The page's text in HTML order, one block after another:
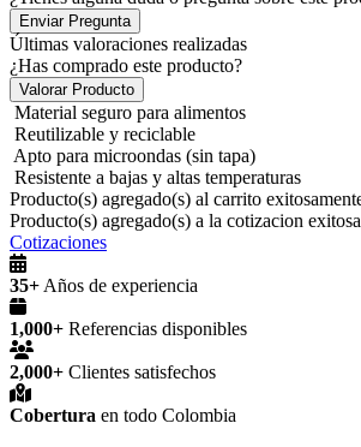
Enviar Pregunta
Últimas valoraciones realizadas
¿Has comprado este producto?
Valorar Producto
Material seguro para alimentos
Reutilizable y reciclable
Apto para microondas (sin tapa)
Resistente a bajas y altas temperaturas
Producto(s) agregado(s) al carrito
Producto(s) agregado(s) a la cotizacion
Cotizaciones
35+ Años de experiencia
1,000+ Referencias disponibles
2,000+ Clientes satisfechos
Cobertura en todo Colombia